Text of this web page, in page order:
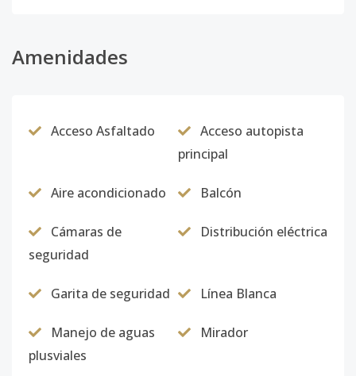
Amenidades
Acceso Asfaltado
Acceso autopista
principal
Aire acondicionado Balcón
Cámaras de
seguridad
Distribución eléctrica
Garita de seguridad Línea Blanca
Manejo de aguas
plusviales
Mirador